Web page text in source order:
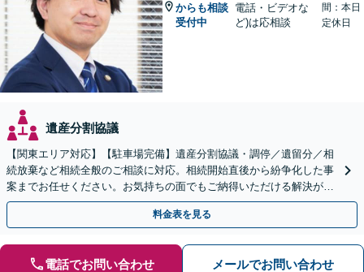
からも相談
受付中
電話・ビデオな
ど)は応相談
間：本日
定休日
遺産分割協議
【関東エリア対応】【駐車場完備】遺産分割協議・調停／遺留分／相
続放棄など相続全般のご相談に対応。相続開始直後から紛争化した事
案までお任せください。お気持ちの面でもご納得いただける解決がで
きるよう粘り強く対応いたします【休日・夜間対応可】
料金表を見る
電話でお問い合わせ メールでお問い合わせ